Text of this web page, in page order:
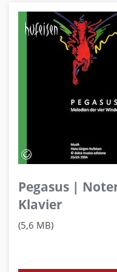
Pegasus |
Klavier
(5,6 MB)